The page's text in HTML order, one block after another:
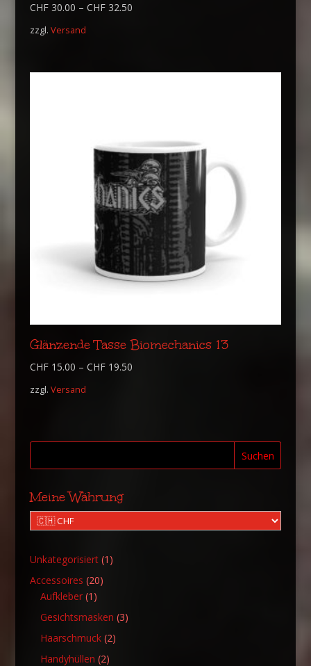
CHF30.00 – CHF32.50
zzgl. Versand
Glänzende Tasse Biomechanics 13
CHF15.00 – CHF19.50
zzgl. Versand
Suchen
Meine Währung
Unkategorisiert 1 1
Accessoires 2020
Aufkleber 1 1
Produkt
Gesichtsmasken 33
Haarschmuck 22
Handyhüllen 22